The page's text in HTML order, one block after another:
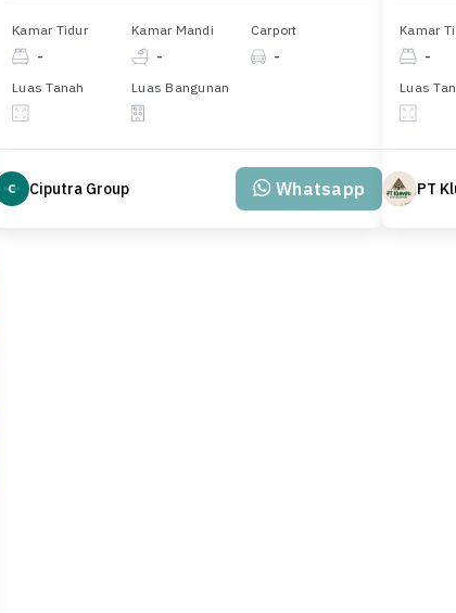
Kamar Tidur
-
Kamar Mandi
-
Carport
-
Luas Tanah Luas Bangunan
Ciputra Group Whatsapp
Kamar
-
Luas